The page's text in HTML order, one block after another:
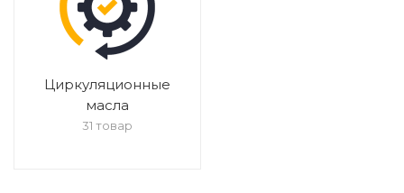
Циркуляционные
масла
31 товар